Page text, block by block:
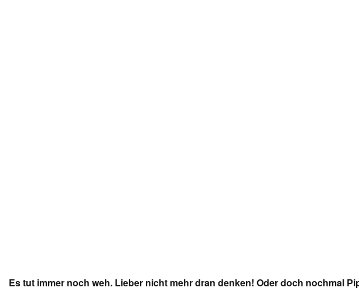
Es tut immer noch weh. Lieber nicht mehr dran denken! Oder doch nochmal